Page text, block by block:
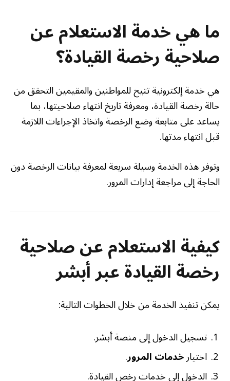
ما هي خدمة الاستعلام عن
صلاحية رخصة القيادة؟
هي خدمة إلكترونية تتيح للمواطنين والمقيمين التحقق من
حالة رخصة القيادة، ومعرفة تاريخ انتهاء صلاحيتها، بما
يساعد على متابعة وضع الرخصة واتخاذ الإجراءات اللازمة
قبل انتهاء مدتها.
وتوفر هذه الخدمة وسيلة سريعة لمعرفة بيانات الرخصة دون
الحاجة إلى مراجعة إدارات المرور.
كيفية الاستعلام عن صلاحية
رخصة القيادة عبر أبشر
يمكن تنفيذ الخدمة من خلال الخطوات التالية:
تسجيل الدخول إلى منصة أبشر.
اختيارخدمات المرور.
الدخول إلى خدمات رخص القيادة.